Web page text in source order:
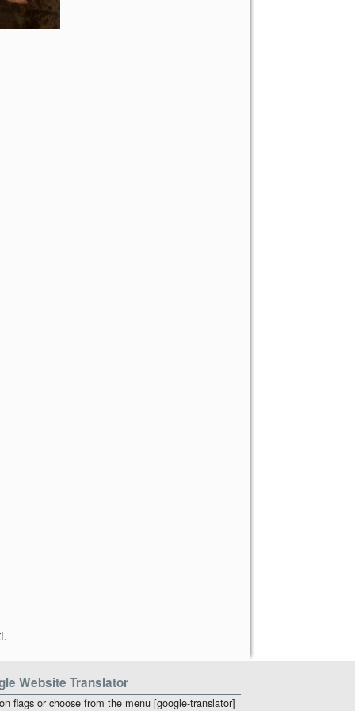
.
Website Translator
flags or choose from the menu [google-translator]